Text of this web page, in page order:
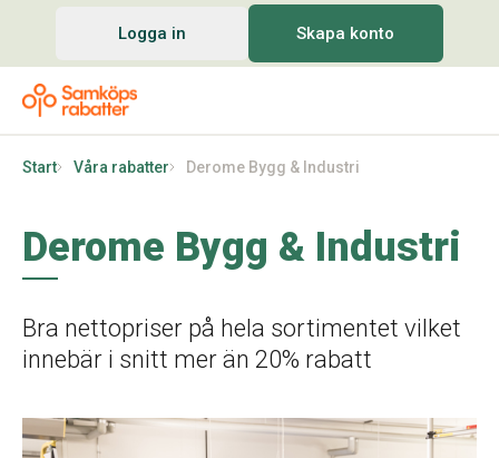
Logga in Skapa konto
Start Våra rabatter Derome Bygg & Industri
Derome Bygg & Industri
Bra nettopriser på hela sortimentet vilket
innebär i snitt mer än 20% rabatt